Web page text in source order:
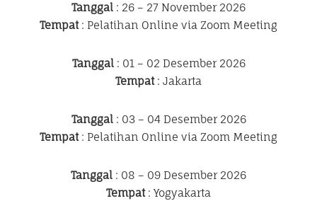
Tanggal : 26 – 27 November 2026
Tempat: Pelatihan Online via Zoom Meeting
Tanggal: 01 – 02 Desember 2026
Tempat: Jakarta
Tanggal: 03 – 04 Desember 2026
Tempat: Pelatihan Online via Zoom Meeting
Tanggal : 08 – 09 Desember 2026
Tempat: Yogyakarta